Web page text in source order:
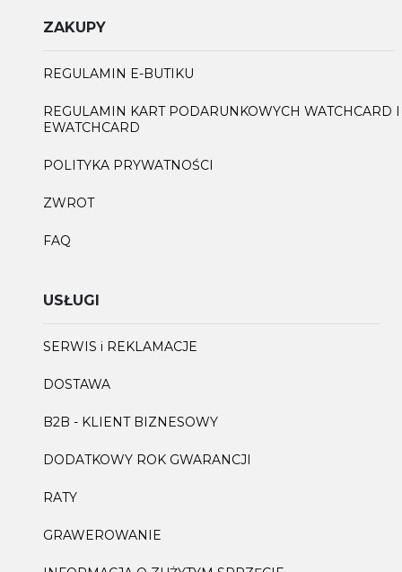
ZAKUPY
REGULAMIN E-BUTIKU
REGULAMIN KART PODARUNKOWYCH WATCHCARD I
EWATCHCARD
POLITYKA PRYWATNOŚCI
ZWROT
FAQ
USŁUGI
SERWIS i REKLAMACJE
DOSTAWA
B2B - KLIENT BIZNESOWY
DODATKOWY ROK GWARANCJI
RATY
GRAWEROWANIE